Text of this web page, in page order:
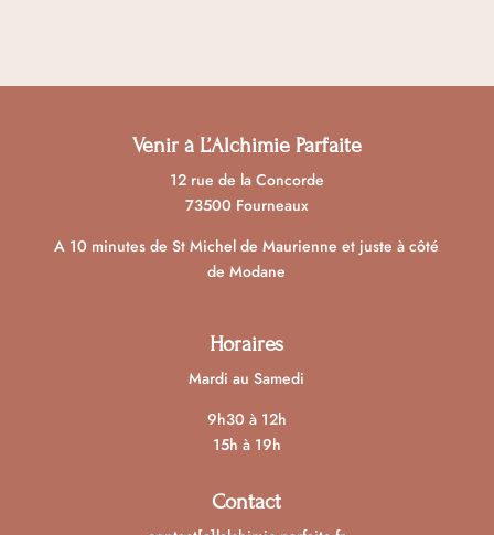
Venir à L’Alchimie Parfaite
12 rue de la Concorde
73500 Fourneaux
A 10 minutes de St Michel de Maurienne et juste à côté
de Modane
Horaires
Mardi au Samedi
9h30 à 12h
15h à 19h
Contact